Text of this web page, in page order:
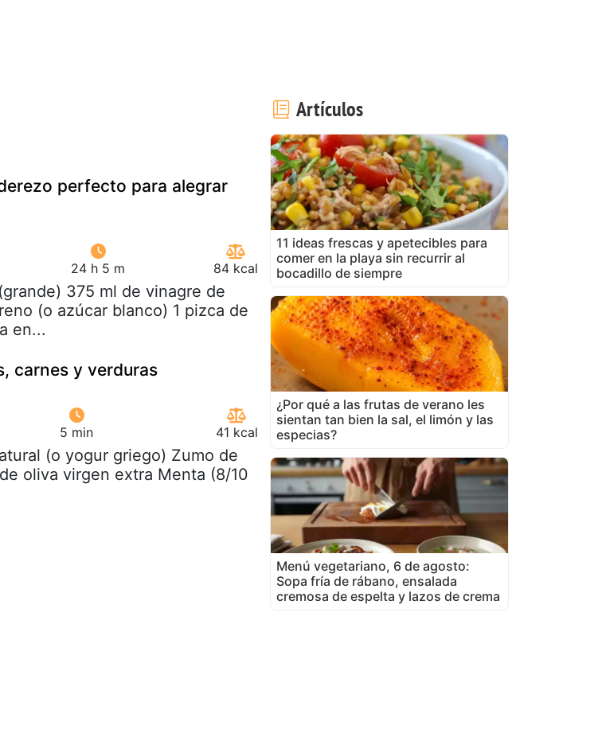
perfecto para alegrar
24 h 5 m 84 kcal
375 ml de vinagre de
(o azúcar blanco) 1 pizca de
en...
carnes y verduras
5 min 41 kcal
(o yogur griego) Zumo de
oliva virgen extra Menta (8/10
Artículos
11 ideas frescas y apetecibles para
comer en la playa sin recurrir al
bocadillo de siempre
¿Por qué a las frutas de verano les
sientan tan bien la sal, el limón y las
especias?
Menú vegetariano, 6 de agosto:
Sopa fría de rábano, ensalada
cremosa de espelta y lazos de crema